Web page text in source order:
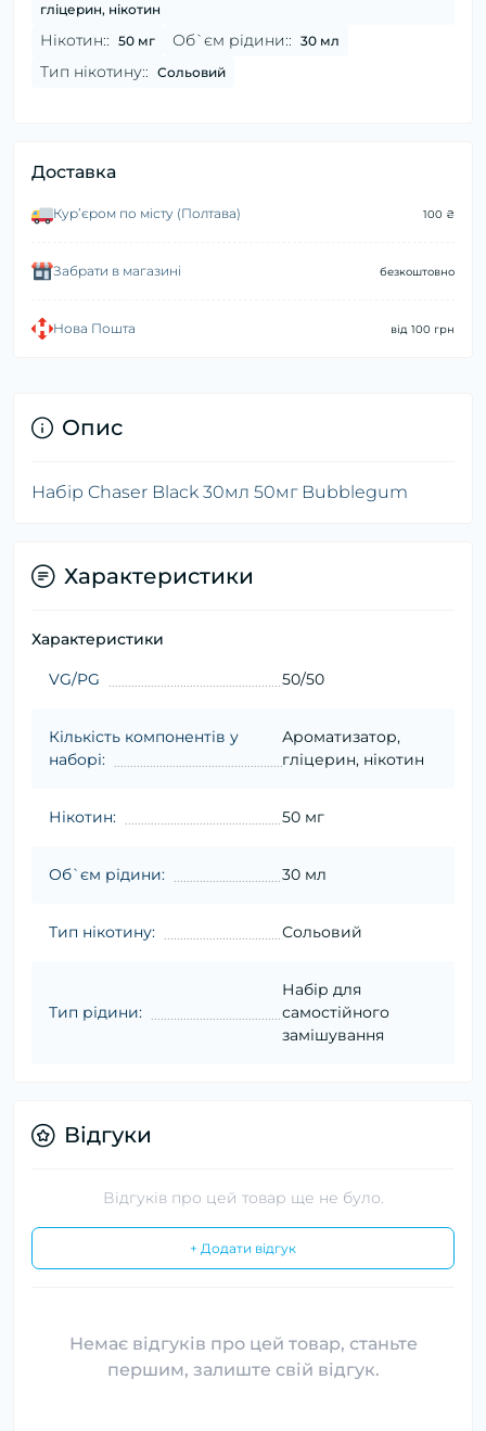
гліцерин, нікотин
Нікотин:: 50 мг Об`єм рідини:: 30 мл
Тип нікотину:: Сольовий
Доставка
Курʼєром по місту (Полтава) 100 ₴
Забрати в магазині безкоштовно
Нова Пошта від 100 грн
Опис
Набір Chaser Black 30мл 50мг Bubblegum
Характеристики
Характеристики
VG/PG 50/50
Кількість компонентів у
наборі:
Ароматизатор,
гліцерин, нікотин
Нікотин: 50 мг
Об`єм рідини: 30 мл
Тип нікотину: Сольовий
Тип рідини:
Набір для
самостійного
замішування
Відгуки
Відгуків про цей товар ще не було.
+ Додати відгук
Немає відгуків про цей товар, станьте
першим, залиште свій відгук.